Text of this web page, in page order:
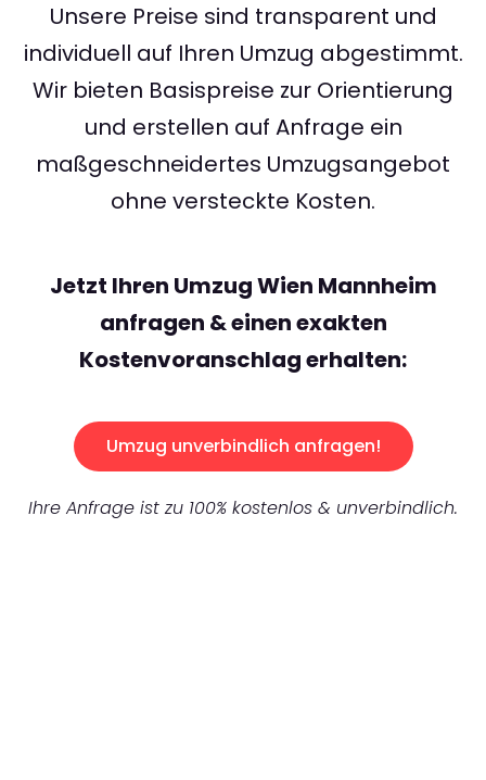
Unsere Preise sind transparent und
individuell auf Ihren Umzug abgestimmt.
Wir bieten Basispreise zur Orientierung
und erstellen auf Anfrage ein
maßgeschneidertes Umzugsangebot
ohne versteckte Kosten.
Jetzt Ihren Umzug Wien Mannheim
anfragen & einen exakten
Kostenvoranschlag erhalten:
Umzug unverbindlich anfragen!
Ihre Anfrage ist zu 100% kostenlos & unverbindlich.